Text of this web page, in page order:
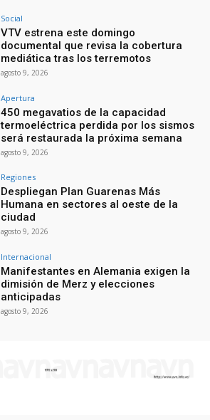
Social
VTV estrena este domingo
documental que revisa la cobertura
mediática tras los terremotos
agosto 9, 2026
Apertura
450 megavatios de la capacidad
termoeléctrica perdida por los sismos
será restaurada la próxima semana
agosto 9, 2026
Regiones
Despliegan Plan Guarenas Más
Humana en sectores al oeste de la
ciudad
agosto 9, 2026
Internacional
Manifestantes en Alemania exigen la
dimisión de Merz y elecciones
anticipadas
agosto 9, 2026